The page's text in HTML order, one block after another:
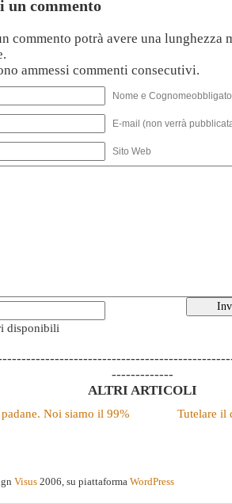
un commento
commento potrà avere una lunghezza
ammessi commenti consecutivi.
Nome e
E-mail (non verrà
Sito Web
disponibili
-------------
ALTRI ARTICOLI
Noi siamo il 99% Tutelare il
Visus 2006, su piattaforma WordPress